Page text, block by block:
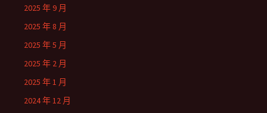
2025 年 9 月
2025 年 8 月
2025 年 5 月
2025 年 2 月
2025 年 1 月
2024 年 12 月